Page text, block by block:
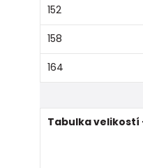
152
158
164
Tabulka velikostí